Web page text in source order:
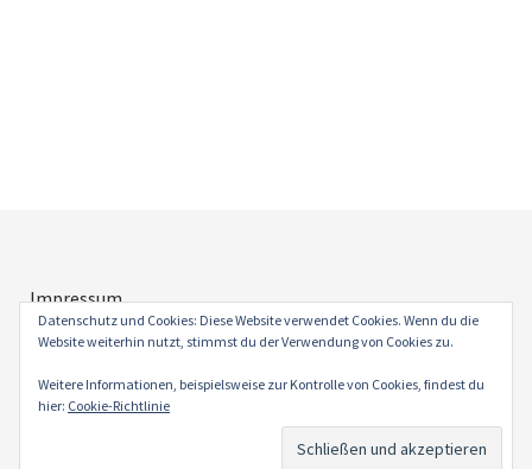
Impressum
Datenschutz
Datenschutz und Cookies: Diese Website verwendet Cookies. Wenn du die
Website weiterhin nutzt, stimmst du der Verwendung von Cookies zu.
Weitere Informationen, beispielsweise zur Kontrolle von Cookies, findest du
hier: Cookie-Richtlinie